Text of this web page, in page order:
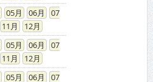
05 06
07
11
12
05 06
07
11
12
05 06
07